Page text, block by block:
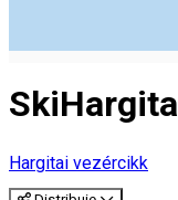
SkiHargita
Hargitai vezércikk